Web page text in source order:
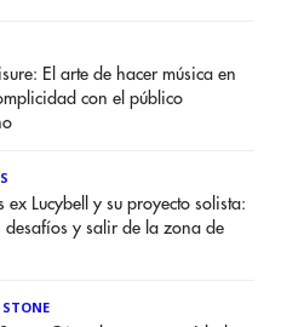
El arte de hacer música en
con el público
ex Lucybell y su proyecto solista:
desafíos y salir de la zona de